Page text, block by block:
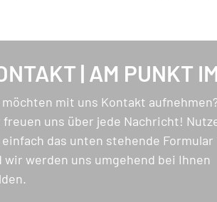
anfordern & mehr erfahren –
| AM PUNKT
möchten mit uns Kontakt
freuen uns über jede Nachricht!
einfach das unten stehende Formular
wir werden uns umgehend bei Ihnen